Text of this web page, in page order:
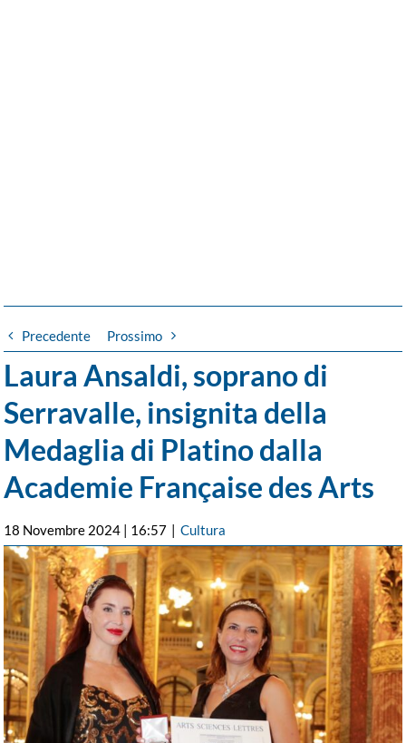
Precedente Prossimo
Laura Ansaldi, soprano di
Serravalle, insignita della
Medaglia di Platino dalla
Academie Française des Arts
18 Novembre 2024 | 16:57 | Cultura
Ingrandisci
immagine